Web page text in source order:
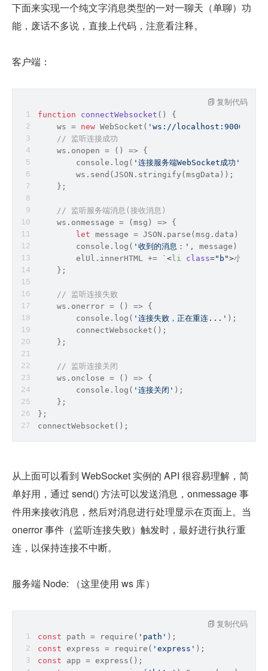
下面来实现一个纯文字消息类型的一对一聊天（单聊）功
能，废话不多说，直接上代码，注意看注释。
客户端：
function connectWebsocket ( ) {
    ws =
new WebSocket( 'ws://localhost:9000'
// 监听连接成功
    ws.onopen =
() => {
        console.
log ( '连接服务端WebSocket成功'
        ws.send(
JSON
    };
// 监听服务端消息(接收消息)
    ws.onmessage =
( msg ) => {
let message = JSON .parse(msg.data);
        console.
log ( '收到的消息：' , message)
        elUl.innerHTML += `
< li class="b">小秋：
    };
// 监听连接失败
    ws.onerror =
() => {
        console.
log ( '连接失败，正在重连...' );
        connectWebsocket();
    };
// 监听连接关闭
    ws.onclose =
() => {
    	console.
log ( '连接关闭' );
    };
};
connectWebsocket();
复制代码
从上面可以看到 WebSocket 实例的 API 很容易理解，简
单好用，通过 send() 方法可以发送消息，onmessage 事
件用来接收消息，然后对消息进行处理显示在页面上。当
onerror 事件（监听连接失败）触发时，最好进行执行重
连，以保持连接不中断。
服务端 Node: （这里使用 ws 库）
const path = require ( 'path' );
const express = require ( 'express' );
const app = express();
复制代码